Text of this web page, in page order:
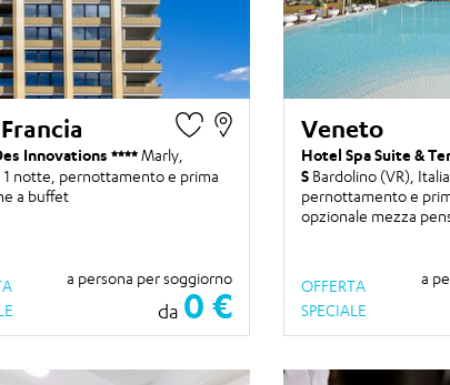
Innovations
Marly,
1 notte , pernottamento e prima
a buffet
a persona per soggiorno
da 0 €
Veneto
Hotel Spa Suite &
S Bardolino (VR),
pernottamento e
opzionale mezza
OFFERTA
SPECIALE
a